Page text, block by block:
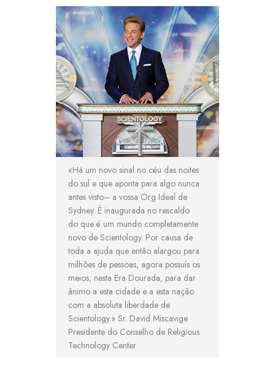
«Há um novo sinal no céu das noites
do sul e que aponta para algo nunca
antes visto– a vossa Org Ideal de
Sydney. É inaugurada no rescaldo
do que é um mundo completamente
novo de Scientology. Por causa de
toda a ajuda que então alargou para
milhões de pessoas, agora possuís os
meios, nesta Era Dourada, para dar
ânimo a esta cidade e a esta nação
com a absoluta liberdade de
Scientology.» Sr. David Miscavige
Presidente do Conselho de Religious
Technology Center